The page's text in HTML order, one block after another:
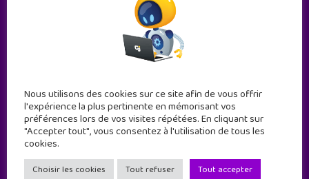
Geek Junior est le premier site de culture numérique
à destination des adolescents.
Nous utilisons des cookies sur ce site afin de vous offrir
l'expérience la plus pertinente en mémorisant vos
préférences lors de vos visites répétées. En cliquant sur
"Accepter tout", vous consentez à l'utilisation de tous les
cookies.
Choisir les cookies Tout refuser Tout accepter